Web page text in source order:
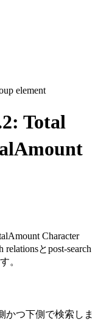
element
Total
Character
とpost-search
。
かつ下側で検索しま